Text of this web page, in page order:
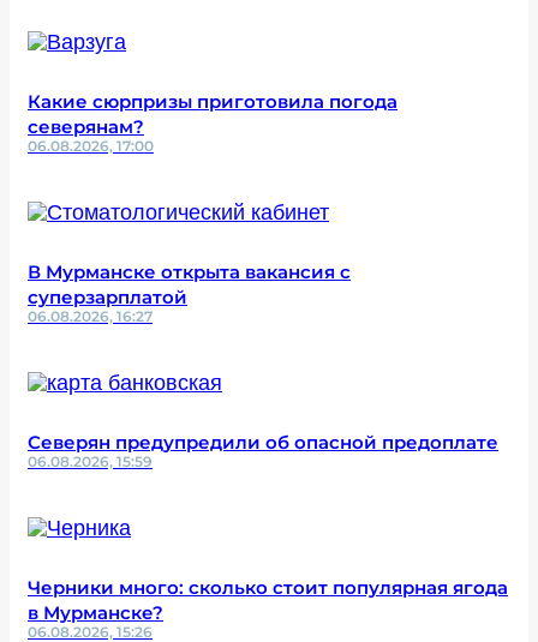
Какие сюрпризы приготовила погода
северянам?
06.08.2026, 17:00
В Мурманске открыта вакансия с
суперзарплатой
06.08.2026, 16:27
Северян предупредили об опасной предоплате
06.08.2026, 15:59
Черники много: сколько стоит популярная ягода
в Мурманске?
06.08.2026, 15:26